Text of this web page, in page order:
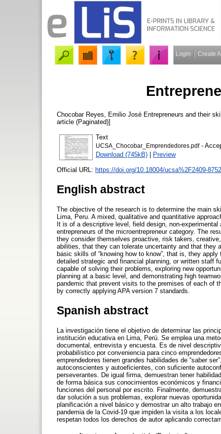
Login Create
Chocobar Reyes, Emilio José Entrepreneurs and their
article (Paginated)]
Text
UCSA_Chocobar_Emprendedores.pdf-
Download (745kB) | Preview
Official URL: https://doi.org/10.18004/ucsa%2F2409-
English abstract
The objective of the research is to determine the main
Lima, Peru. A mixed, qualitative and quantitative
It is of a descriptive level, field design, non-
entrepreneurs of the microentrepreneur category. The
they consider themselves proactive, risk takers,
abilities, that they can tolerate uncertainty and that they
basic skills of “knowing how to know”, that is, they
detailed strategic and financial planning, or written staff
capable of solving their problems, exploring new
planning at a basic level, and demonstrating high
pandemic that prevent visits to the premises of each of
by correctly applying APA version 7 standards.
Spanish abstract
La investigación tiene el objetivo de determinar las
institución educativa en Lima, Perú. Se emplea una
documental, entrevista y encuesta. Es de nivel
probabilístico por conveniencia para cinco
emprendedores tienen grandes habilidades de “saber
autoconscientes y autoeficientes, con suficiente
perseverantes. De igual firma, demuestran tener
de forma básica sus conocimientos económicos y
funciones del personal por escrito. Finalmente,
dar solución a sus problemas, explorar nuevas
planificación a nivel básico y demostrar un alto trabajo
pandemia de la Covid-19 que impiden la visita a los
respetan todos los derechos de autor aplicando